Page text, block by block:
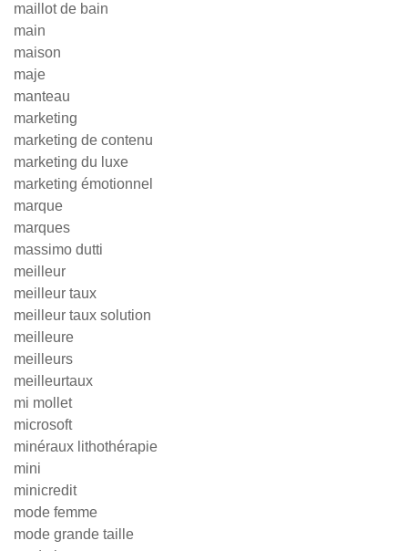
maillot de bain
main
maison
maje
manteau
marketing
marketing de contenu
marketing du luxe
marketing émotionnel
marque
marques
massimo dutti
meilleur
meilleur taux
meilleur taux solution
meilleure
meilleurs
meilleurtaux
mi mollet
microsoft
minéraux lithothérapie
mini
minicredit
mode femme
mode grande taille